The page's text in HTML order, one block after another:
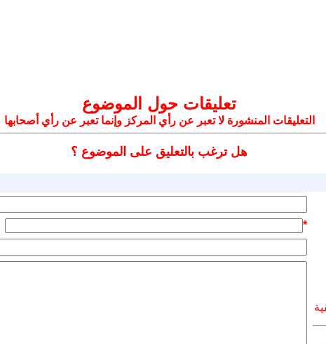
تعليقات حول الموضوع
التعليقات المنشورة لا تعبر عن رأي المركز وإنما تعبر عن رأي أصحابها
هل ترغب بالتعليق على الموضوع ؟
*